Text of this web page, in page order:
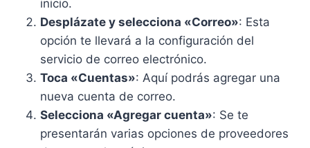
inicio.
Desplázate y selecciona «Correo»: Esta
opción te llevará a la configuración del
servicio de correo electrónico.
Toca «Cuentas»: Aquí podrás agregar una
nueva cuenta de correo.
Selecciona «Agregar cuenta»: Se te
presentarán varias opciones de proveedores